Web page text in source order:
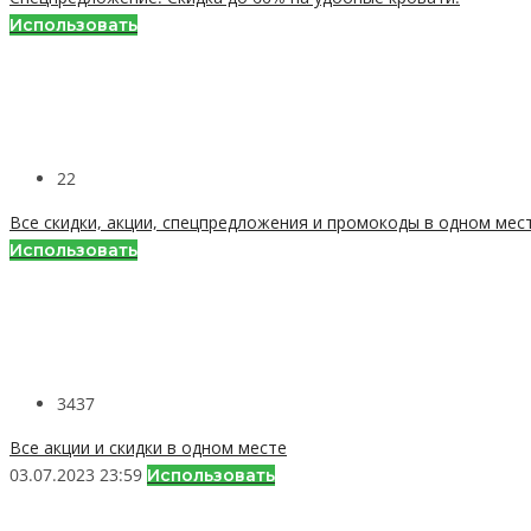
Использовать
22
Все скидки, акции, спецпредложения и промокоды в одном
Использовать
3437
Все акции и скидки в одном месте
03.07.2023 23:59 Использовать